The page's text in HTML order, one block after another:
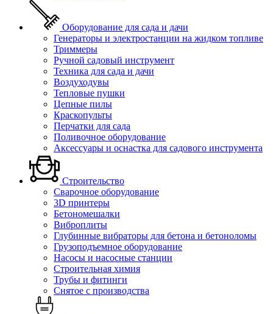
Оборудование для сада и дачи
Генераторы и электростанции на жидком топливе
Триммеры
Ручной садовый инструмент
Техника для сада и дачи
Воздуходувы
Тепловые пушки
Цепные пилы
Краскопульты
Перчатки для сада
Поливочное оборудование
Аксессуары и оснастка для садового инструмента
Строительство
Сварочное оборудование
3D принтеры
Бетономешалки
Виброплиты
Глубинные вибраторы для бетона и бетоноломы
Грузоподъемное оборудование
Насосы и насосные станции
Строительная химия
Трубы и фитинги
Снятое с производства